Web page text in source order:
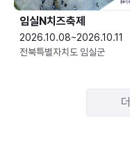
임실N치즈축제
2026.10.08~2026.10.11
전북특별자치도 임실군